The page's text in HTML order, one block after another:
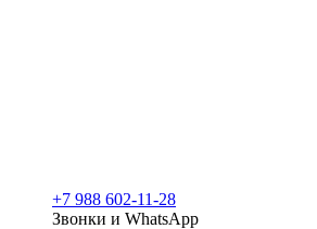
+7 988 602-11-28
Звонки и WhatsApp